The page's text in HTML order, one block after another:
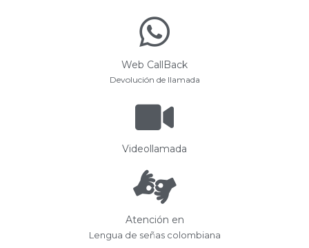
Web CallBack
Devolución de llamada
Videollamada
Atención en
Lengua de señas colombiana